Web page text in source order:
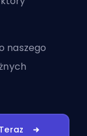
naszego